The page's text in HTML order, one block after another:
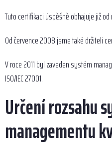
Tuto certifikaci úspěšně obhajuje již od
Od července 2008 jsme také držiteli
V roce 2011 byl zaveden systém
ISO/IEC 27001.
Určení rozsahu
managementu